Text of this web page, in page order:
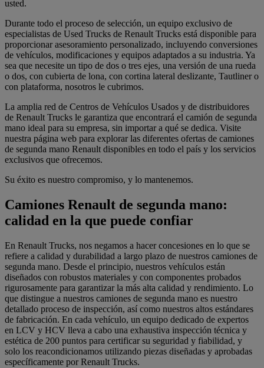
usted.
Durante todo el proceso de selección, un equipo exclusivo de
especialistas de Used Trucks de Renault Trucks está disponible para
proporcionar asesoramiento personalizado, incluyendo conversiones
de vehículos, modificaciones y equipos adaptados a su industria. Ya
sea que necesite un tipo de dos o tres ejes, una versión de una rueda
o dos, con cubierta de lona, con cortina lateral deslizante, Tautliner o
con plataforma, nosotros le cubrimos.
La amplia red de Centros de Vehículos Usados y de distribuidores
de Renault Trucks le garantiza que encontrará el camión de segunda
mano ideal para su empresa, sin importar a qué se dedica. Visite
nuestra página web para explorar las diferentes ofertas de camiones
de segunda mano Renault disponibles en todo el país y los servicios
exclusivos que ofrecemos.
Su éxito es nuestro compromiso, y lo mantenemos.
Camiones Renault de segunda mano:
calidad en la que puede confiar
En Renault Trucks, nos negamos a hacer concesiones en lo que se
refiere a calidad y durabilidad a largo plazo de nuestros camiones de
segunda mano. Desde el principio, nuestros vehículos están
diseñados con robustos materiales y con componentes probados
rigurosamente para garantizar la más alta calidad y rendimiento. Lo
que distingue a nuestros camiones de segunda mano es nuestro
detallado proceso de inspección, así como nuestros altos estándares
de fabricación. En cada vehículo, un equipo dedicado de expertos
en LCV y HCV lleva a cabo una exhaustiva inspección técnica y
estética de 200 puntos para certificar su seguridad y fiabilidad, y
solo los reacondicionamos utilizando piezas diseñadas y aprobadas
específicamente por Renault Trucks.